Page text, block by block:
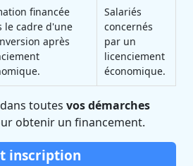
financée
le cadre d'une
après
Salariés
concernés
par un
licenciement
économique.
toutes vos démarches
obtenir un financement.
inscription